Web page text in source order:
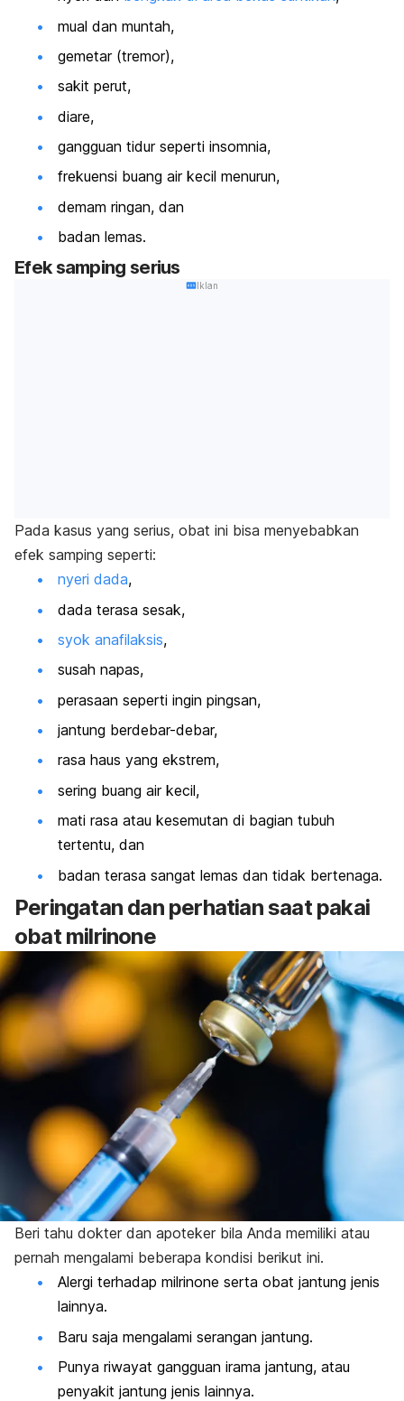
mual dan muntah,
gemetar (tremor),
sakit perut,
diare,
gangguan tidur seperti insomnia,
frekuensi buang air kecil menurun,
demam ringan, dan
badan lemas.
Efek samping serius
Iklan
Pada kasus yang serius, obat ini bisa menyebabkan
efek samping seperti:
nyeri dada,
dada terasa sesak,
syok anafilaksis,
susah napas,
perasaan seperti ingin pingsan,
jantung berdebar-debar,
rasa haus yang ekstrem,
sering buang air kecil,
mati rasa atau kesemutan di bagian tubuh
tertentu, dan
badan terasa sangat lemas dan tidak bertenaga.
Peringatan dan perhatian saat pakai
obatmilrinone
Beri tahu dokter dan apoteker bila Anda memiliki atau
pernah mengalami beberapa kondisi berikut ini.
Alergi terhadap milrinone serta obat jantung jenis
lainnya.
Baru saja mengalami serangan jantung.
Punya riwayat gangguan irama jantung, atau
penyakit jantung jenis lainnya.